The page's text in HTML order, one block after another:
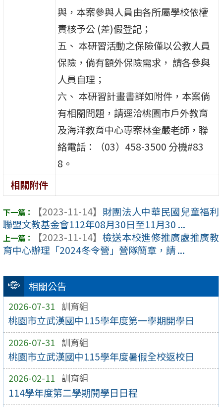
相關公告
2026-07-31 訓育組
桃園市立武漢國中115學年度第一學期開學日
2026-07-31 訓育組
桃園市立武漢國中115學年度暑假全校返校日
2026-02-11 訓育組
114學年度第二學期開學日日程
與，本案參與人員由各所屬學校依權
責核予公 (差)假登記；
五、 本研習活動之保險僅以公教人員
保險，倘有額外保險需求， 請各參與
人員自理；
六、 本研習計畫書詳如附件，本案倘
有相關問題，請逕洽桃園市戶外教育
及海洋教育中心專案林奎嚴老師，聯
絡電話：（03）458-3500 分機#83
8。
相關附件
【2023-11-14】 財團法人中華民國兒童福利
聯盟文教基金會112年08月30日至11月30 ...
【2023-11-14】 檢送本校進修推廣處推廣教
育中心辦理「2024冬令營」營隊簡章，請 ...